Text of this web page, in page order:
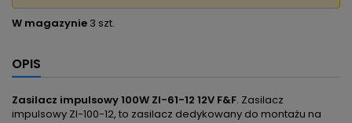
W magazynie 3 szt.
OPIS
Zasilacz impulsowy 100W ZI-61-12 12V F&F. Zasilacz
impulsowy ZI-100-12, to zasilacz dedykowany do montażu na